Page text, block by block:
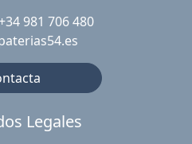
981 706 480
Legales